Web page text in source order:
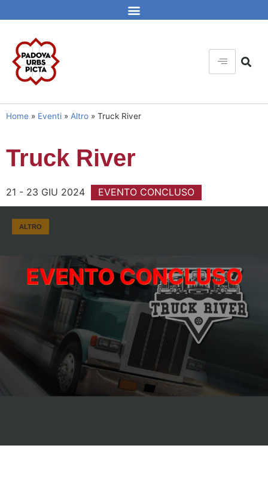
Home » Eventi » Altro » Truck River
Truck River
21 - 23 GIU 2024 EVENTO CONCLUSO
ALTRO